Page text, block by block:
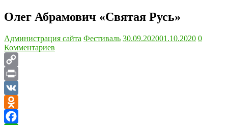
Олег Абрамович «Святая Русь»
Администрация сайта Фестиваль 30.09.202001.10.2020 0
Комментариев
Copy
Link
Print
VK
Odnoklassniki